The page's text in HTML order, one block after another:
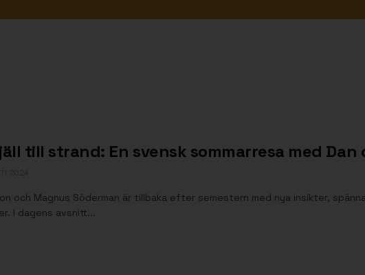
till strand: En svensk sommarresa med Dan
och Magnus Söderman är tillbaka efter semestern med nya insikter,
I dagens avsnitt...